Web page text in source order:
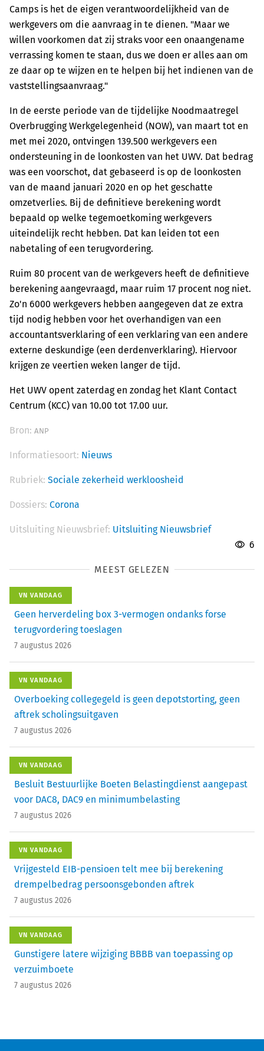
Camps is het de eigen verantwoordelijkheid van de
werkgevers om die aanvraag in te dienen. "Maar we
willen voorkomen dat zij straks voor een onaangename
verrassing komen te staan, dus we doen er alles aan om
ze daar op te wijzen en te helpen bij het indienen van de
vaststellingsaanvraag."
In de eerste periode van de tijdelijke Noodmaatregel
Overbrugging Werkgelegenheid (NOW), van maart tot en
met mei 2020, ontvingen 139.500 werkgevers een
ondersteuning in de loonkosten van het UWV. Dat bedrag
was een voorschot, dat gebaseerd is op de loonkosten
van de maand januari 2020 en op het geschatte
omzetverlies. Bij de definitieve berekening wordt
bepaald op welke tegemoetkoming werkgevers
uiteindelijk recht hebben. Dat kan leiden tot een
nabetaling of een terugvordering.
Ruim 80 procent van de werkgevers heeft de definitieve
berekening aangevraagd, maar ruim 17 procent nog niet.
Zo'n 6000 werkgevers hebben aangegeven dat ze extra
tijd nodig hebben voor het overhandigen van een
accountantsverklaring of een verklaring van een andere
externe deskundige (een derdenverklaring). Hiervoor
krijgen ze veertien weken langer de tijd.
Het UWV opent zaterdag en zondag het Klant Contact
Centrum (KCC) van 10.00 tot 17.00 uur.
Bron: ANP
Informatiesoort: Nieuws
Rubriek: Sociale zekerheid werkloosheid
Dossiers: Corona
Uitsluiting Nieuwsbrief: Uitsluiting Nieuwsbrief
6
MEEST GELEZEN
VN VANDAAG
Geen herverdeling box 3-vermogen ondanks forse
terugvordering toeslagen
7 augustus 2026
VN VANDAAG
Overboeking collegegeld is geen depotstorting, geen
aftrek scholingsuitgaven
7 augustus 2026
VN VANDAAG
Besluit Bestuurlijke Boeten Belastingdienst aangepast
voor DAC8, DAC9 en minimumbelasting
7 augustus 2026
VN VANDAAG
Vrijgesteld EIB-pensioen telt mee bij berekening
drempelbedrag persoonsgebonden aftrek
7 augustus 2026
VN VANDAAG
Gunstigere latere wijziging BBBB van toepassing op
verzuimboete
7 augustus 2026